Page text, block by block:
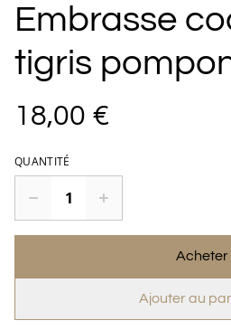
Embrasse
tigris
18,00 €
QUANTITÉ
Acheter
Ajouter au